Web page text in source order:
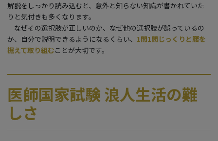
解説をしっかり読み込むと、意外と知らない知識が書かれていた
りと気付きも多くなります。
なぜその選択肢が正しいのか、なぜ他の選択肢が誤っているの
か、自分で説明できるようになるくらい、 1問1問じっくりと腰を
据えて取り組むことが大切です。
医師国家試験 浪人生活の難
しさ